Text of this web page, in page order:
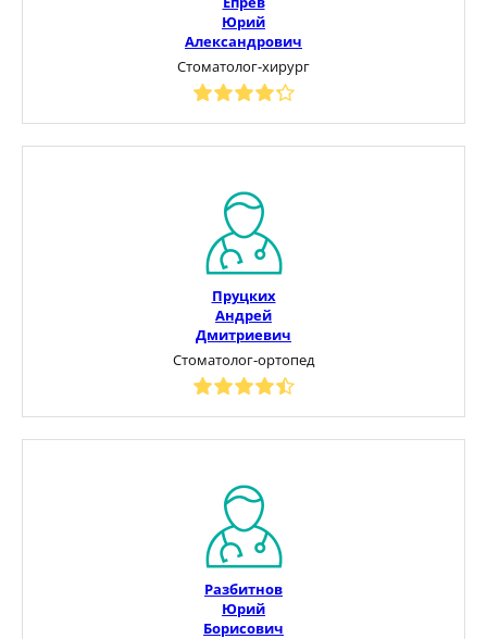
Юрий
Александрович
Стоматолог-хирург
Пруцких
Андрей
Дмитриевич
Стоматолог-ортопед
Разбитнов
Юрий
Борисович